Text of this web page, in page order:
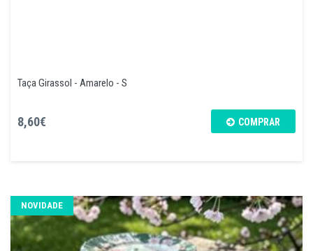
Taça Girassol - Amarelo - S
8,60€ COMPRAR
NOVIDADE